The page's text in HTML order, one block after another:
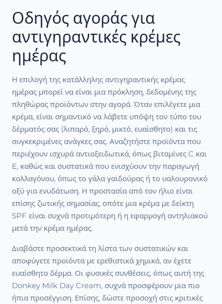
Οδηγός αγοράς για
αντιγηραντικές κρέμες
ημέρας
Η επιλογή της κατάλληλης αντιγηραντικής κρέμας
ημέρας μπορεί να είναι μια πρόκληση, δεδομένης της
πληθώρας προϊόντων στην αγορά. Όταν επιλέγετε μια
κρέμα, είναι σημαντικό να λάβετε υπόψη τον τύπο του
δέρματός σας (λιπαρό, ξηρό, μικτό, ευαίσθητο) και τις
συγκεκριμένες ανάγκες σας. Αναζητήστε προϊόντα που
περιέχουν ισχυρά αντιοξειδωτικά, όπως βιταμίνες C και
E, καθώς και συστατικά που ενισχύουν την παραγωγή
κολλαγόνου, όπως το γάλα γαϊδούρας ή το υαλουρονικό
οξύ για ενυδάτωση. Η προστασία από τον ήλιο είναι
επίσης ζωτικής σημασίας, οπότε μια κρέμα με δείκτη
SPF είναι συχνά προτιμότερη ή η εφαρμογή αντηλιακού
μετά την κρέμα ημέρας.
Διαβάστε προσεκτικά τη λίστα των συστατικών και
αποφύγετε προϊόντα με ερεθιστικά χημικά, αν έχετε
ευαίσθητο δέρμα. Οι φυσικές συνθέσεις, όπως αυτή της
Donkey Milk Day Cream, συχνά προσφέρουν μια πιο
ήπια προσέγγιση. Επίσης, δώστε προσοχή στις κριτικές